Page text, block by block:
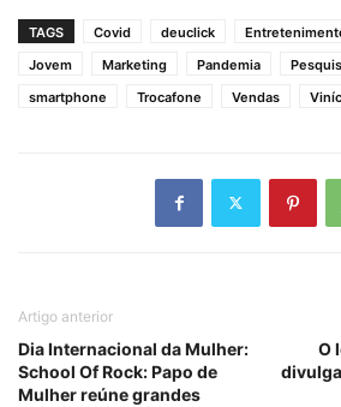
TAGS Covid deuclick
Jovem
Marketing Pandemia
smartphone
Trocafone Vendas
Artigo anterior
Dia Internacional da Mulher:
School Of Rock: Papo de
Mulher reúne grandes
O